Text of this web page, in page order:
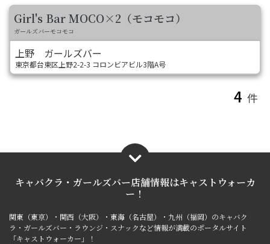
Girl's Bar MOCO×2（モコモコ）
ガールズバーモコモコ
上野 ガールズバー
東京都台東区上野2-2-3 コロンビアビル3階A号
4 件
キャバクラ・ガールズバー店舗情報はキャストウォーカ
ー！
関東（東京）・関西（大阪）・東海（名古屋）・九州（福岡）のキャバク
ラ・ガールズバー・ラウンジ・スナックなど情報が満載のポータルサイト
「キャストウォーカー」！